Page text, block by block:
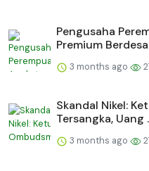
Pengusaha
Premium
3 months ago
Skandal Nikel:
Tersangka, Uang
3 months ago